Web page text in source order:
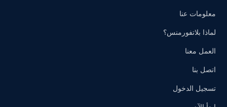
معلومات عنا
لماذا بلاتفورمنس؟
العمل معنا
اتصل بنا
تسجيل الدخول